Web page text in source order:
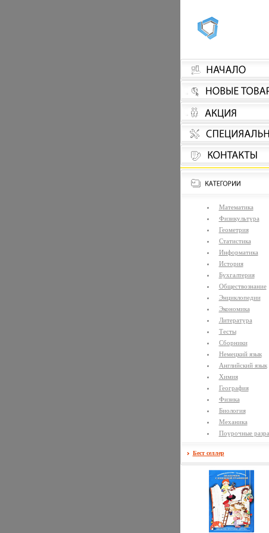
Математика
Физикультура
Геометрия
Статистика
Информатика
История
Бухгалтерия
Обществознание
Энциклопедии
Экономика
Литература
Тесты
Сборники
Немецкий язык
Английский язык
Химия
География
Физика
Биология
Механика
Поурочные
Бест селлер